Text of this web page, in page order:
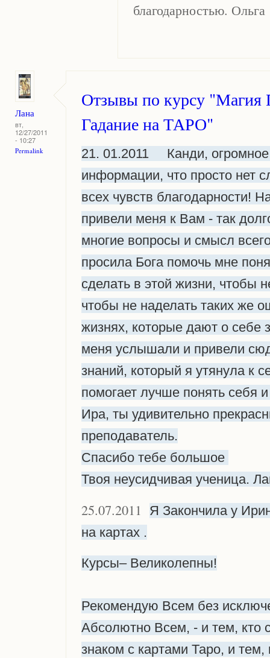
благодарностью. Ольга
Лана
вт,
12/27/2011
- 10:27
Permalink
Отзывы по курсу "Магия
Гадание на ТАРО"
21. 01.2011 Канди, огромное
информации, что просто нет
всех чувств благодарности!
привели меня к Вам - так
многие вопросы и смысл
просила Бога помочь мне
сделать в этой жизни, чтобы
чтобы не наделать таких же
жизнях, которые дают о себе
меня услышали и привели
знаний, который я утянула к
помогает лучше понять себя
Ира, ты удивительно
преподаватель.
Спасибо тебе большое
Твоя неусидчивая ученица.
25.07.2011
Я Закончила у
на картах .
Курсы– Великолепны!
Рекомендую Всем без
Абсолютно Всем, - и тем, кто
знаком с картами Таро, и тем,